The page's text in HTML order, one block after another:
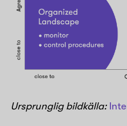
Ursprunglig bildkälla: